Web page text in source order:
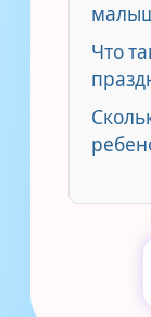
Что